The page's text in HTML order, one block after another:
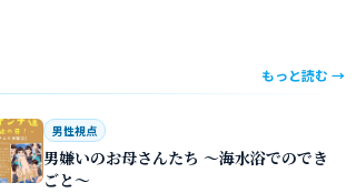
もっと読む →
男性視点
男嫌いのお母さんたち 〜海水浴でのでき
ごと〜